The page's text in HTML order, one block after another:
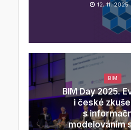
12. 11. 2025
BIM
BIM Day 2025.
i české
s
modelováním